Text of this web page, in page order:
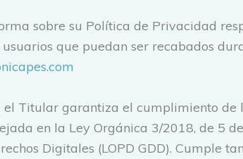
sobre su Política de Privacidad
que puedan ser recabados
el Titular garantiza el cumplimiento
en la Ley Orgánica 3/2018, de 5
Digitales (LOPD GDD). Cumple